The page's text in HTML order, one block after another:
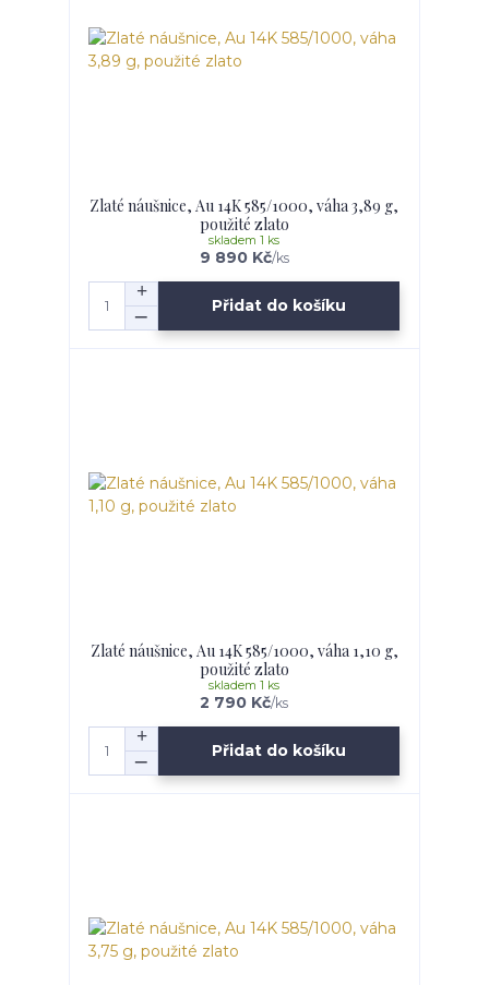
Zlaté náušnice, Au 14K 585/1000, váha 3,89 g,
použité zlato
9 890 Kč/ks
skladem 1 ks
Přidat do košíku
Zlaté náušnice, Au 14K 585/1000, váha 1,10 g,
použité zlato
2 790 Kč/ks
skladem 1 ks
Přidat do košíku